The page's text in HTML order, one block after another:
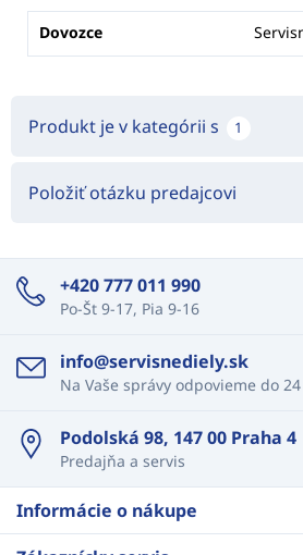
Dovozce
Produkt je v kategórii s 1
Položiť otázku predajcovi
+420 777 011 990
Po-Št 9-17, Pia 9-16
info@servisnediely.sk
Na Vaše správy odpovieme do
Podolská 98, 147 00 Praha 4
Predajňa a servis
Informácie o nákupe